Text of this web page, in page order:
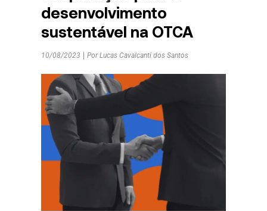
desenvolvimento
sustentável na OTCA
10/08/2023 Por Lucas Cavalcanti dos Santos